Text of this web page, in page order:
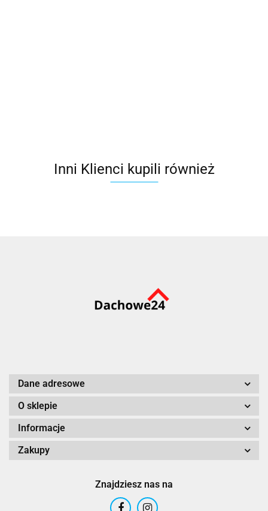
Inni Klienci kupili również
Dane adresowe
O sklepie
Informacje
Zakupy
Znajdziesz nas na